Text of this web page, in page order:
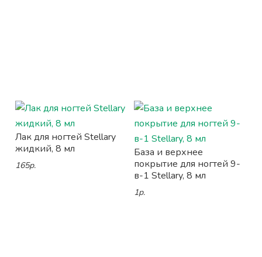
Лак для ногтей Stellary
жидкий, 8 мл
165р.
База и верхнее
покрытие для ногтей 9-
в-1 Stellary, 8 мл
1р.